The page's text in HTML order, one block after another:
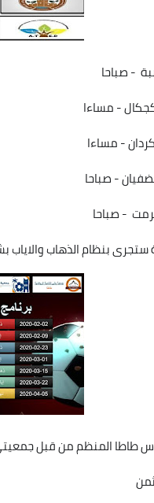
- صباحا
- مساءا
- مساءا
- صباحا
- صباحا
بنظام الذهاب والاياب بشكل
طاطا المنظم من قبل